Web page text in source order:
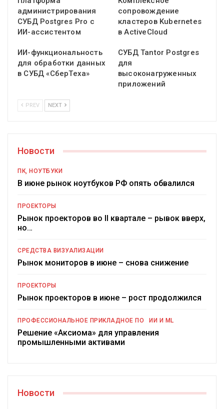
администрирования
СУБД Postgres Pro с
ИИ-ассистентом
сопровождение
кластеров Kubernetes
в ActiveCloud
ИИ-функциональность
для обработки данных
в СУБД «СберТеха»
СУБД Tantor Postgres
для
высоконагруженных
приложений
PREV NEXT
Новости
ПК, НОУТБУКИ
В июне рынок ноутбуков РФ опять обвалился
ПРОЕКТОРЫ
Рынок проекторов во II квартале – рывок вверх,
но…
СРЕДСТВА ВИЗУАЛИЗАЦИИ
Рынок мониторов в июне – снова снижение
ПРОЕКТОРЫ
Рынок проекторов в июне – рост продолжился
ПРОФЕССИОНАЛЬНОЕ ПРИКЛАДНОЕ ПО ИИ И ML
Решение «Аксиома» для управления
промышленными активами
Новости